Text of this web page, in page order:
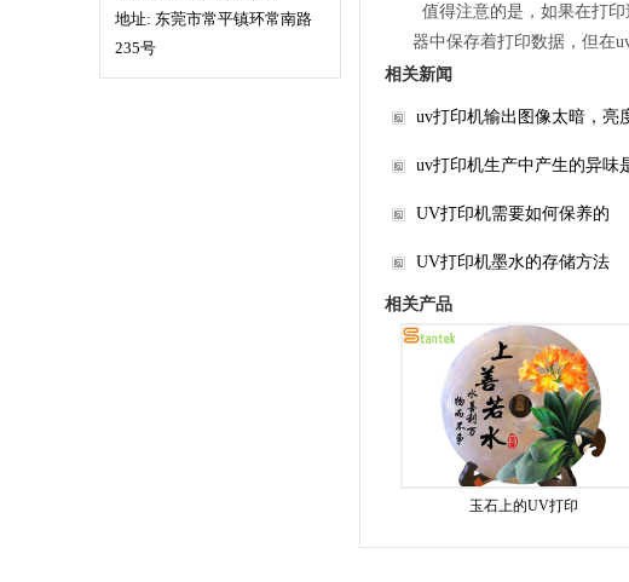
地址: 东莞市常平镇环常南路
235号
值得注意的是，如果在打
器中保存着打印数据，但在
相关新闻
uv打印机输出图像太暗，亮
uv打印机生产中产生的异味
UV打印机需要如何保养的
UV打印机墨水的存储方法
相关产品
玉石上的UV打印